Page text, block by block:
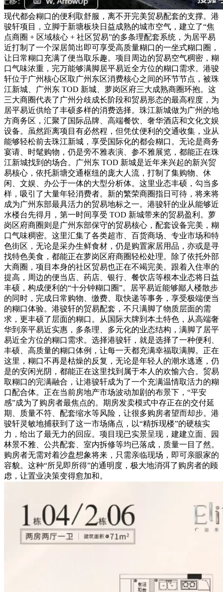
现代都会糊口的便利取舒服，离不开完美贸易配套的支撑。港
骏轩项目，立脚于新塘板块日益成熟的城市空气，建立了“焦
点商圈 + 区域核心 + 社区贸易”的多条理配套系统，为居平易
近打制了一个深居简出即可享受高质量糊口的一坐式糊口圈，
让日常糊口充满了便当取乐趣。项目周边的贸易空气稠密，糊
口气味浓重，完万能够满脚居平易近全方位的糊口需求。港骏
轩位于广州核心区取广州东区消费核心之间的环节节点，被珠
江新城、广州东 TOD 新城、萝岗区府三大成熟商圈环抱。这
三大商圈代表了广州分歧成长阶段和贸易形态的最高程度，为
居平易近供给了丰硕多样的消费选择。珠江新城做为广州的地
方商务区，汇聚了国际品牌、高端餐饮、奢华酒店和文化文娱
设备。虽然距离项目有必然程，但凭仗便利的交通收集，业从
能够轻松前去珠江新城，享受国际化的都会糊口。无论是商务
宴请、时髦购物，仍是旁不雅表演、参不雅展览，都能正在珠
江新城找到的场合。广州东 TOD 新城是近年来兴起的新兴贸
易核心，依托新塘交通枢纽的庞大人流，打制了集购物、休
闲、文娱、办公于一体的大型分析体。这里业态丰硕，勾当多
样，吸引了大量年轻消费者。新的繁荣商圈指日可待，将来将
成为广州东部最具活力的贸易地标之一。港骏轩的业从能够近
水楼台先得月，第一时间享受 TOD 新城带来的贸易盈利。萝
岗区府商圈则是广州东部保守的贸易核心，配套设备完美，糊
口气味稠密。这里汇集了各类超市、百货商场、专业市场和特
色街区，无论是采办生鲜食材，仍是购置家居用品，亦或是寻
找特色美食，都能正在萝岗区府商圈轻松处理。除了依托外部
大商圈，项目本身的社区贸易也正在不竭完美。跟着入住率的
提高，周边的便当店、药店、银行、餐饮店等根本业态将日益
丰硕，构成便利的“十分钟糊口圈”。居平易近能够鄙人楼散步
的同时，完成日常购物、缴费、取快递等事务，享受极端便当
的糊口体验。港骏轩的贸易配套，不只满脚了物质层面的需
求，更丰硕了层面的糊口。从国际大牌到本土特色，从高端奢
华到亲平易近实惠，多条理、多元化的业态结构，满脚了居平
易近全方位的糊口需求。选择港骏轩，就是选择了一种便利、
丰硕、高质量的糊口体例，让每一天都充满幸福取满脚。正在
这里，糊口不再是枯燥的反复，无论是年轻人的潮水逃逐，仍
是的安闲光阴，都能正在这里找到属于本人的欢愉六合。贸易
取糊口的完满融合，让港骏轩成为了一个充满温情取活力的糊
口配合体。正在当前房地产市场波动加剧的布景下，“平安
感”成为了购房者最焦点的。期房发卖模式中存正在的交付延
期、质量不符、配套缩水等风险，让很多购房者望而却步。港
骏轩灵敏地捕获到了这一市场痛点，以“精拆现楼”的硬核实
力，给出了最无力的回应。项目现已实景呈现，建建立面、园
林景不雅、公共配套、室内拆修等均已落成，质量一目了然。
购房者无需对着沙盘想象将来，只需亲临现场，即可亲眼家的
容貌。这种“所见即所得”的通明度，极大地消弭了购房者的顾
虑，让置业决策变得愈加和。